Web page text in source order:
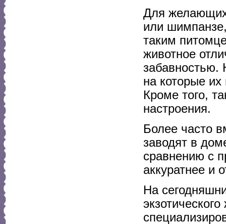
Для
или
таким
животное
забавностью.
на которые
Кроме того,
настроения.
Более часто
заводят в
сравнению с
аккуратнее и
На